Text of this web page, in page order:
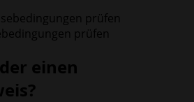
prüfen
einen